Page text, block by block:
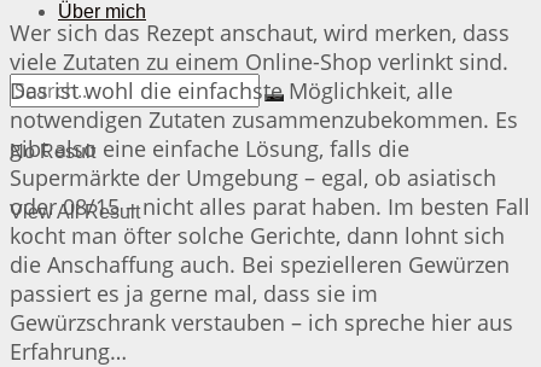
Über mich
No Result
View All Result
Wer sich das Rezept anschaut, wird merken, dass
viele Zutaten zu einem Online-Shop verlinkt sind.
Das ist wohl die einfachste Möglichkeit, alle
notwendigen Zutaten zusammenzubekommen. Es
gibt also eine einfache Lösung, falls die
Supermärkte der Umgebung – egal, ob asiatisch
oder 08/15 – nicht alles parat haben. Im besten Fall
kocht man öfter solche Gerichte, dann lohnt sich
die Anschaffung auch. Bei spezielleren Gewürzen
passiert es ja gerne mal, dass sie im
Gewürzschrank verstauben – ich spreche hier aus
Erfahrung…